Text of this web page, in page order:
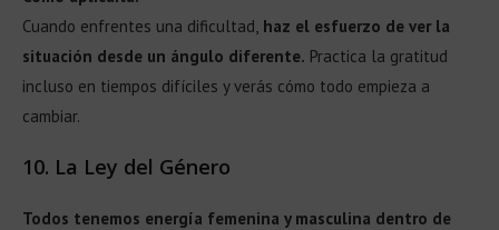
Cuando enfrentes una dificultad, haz el esfuerzo de ver la
situación desde un ángulo diferente. Practica la gratitud
incluso en tiempos difíciles y verás cómo todo empieza a
cambiar.
10. La Ley del Género
Todos tenemos energía femenina y masculina dentro de